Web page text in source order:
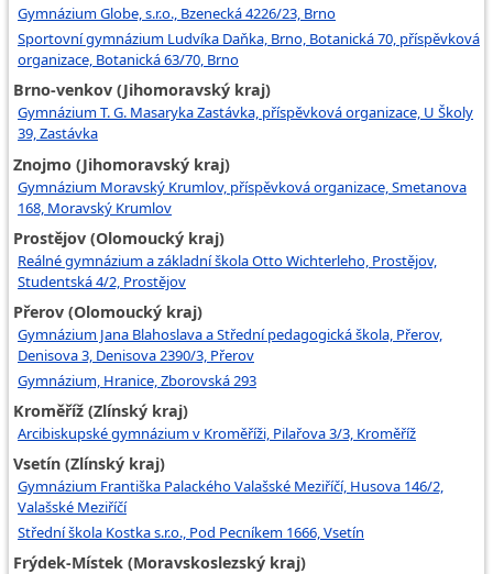
Gymnázium Globe, s.r.o., Bzenecká 4226/23, Brno
Sportovní gymnázium Ludvíka Daňka, Brno, Botanická 70, příspěvková
organizace, Botanická 63/70, Brno
Brno-venkov (Jihomoravský kraj)
Gymnázium T. G. Masaryka Zastávka, příspěvková organizace, U Školy
39, Zastávka
Znojmo (Jihomoravský kraj)
Gymnázium Moravský Krumlov, příspěvková organizace, Smetanova
168, Moravský Krumlov
Prostějov (Olomoucký kraj)
Reálné gymnázium a základní škola Otto Wichterleho, Prostějov,
Studentská 4/2, Prostějov
Přerov (Olomoucký kraj)
Gymnázium Jana Blahoslava a Střední pedagogická škola, Přerov,
Denisova 3, Denisova 2390/3, Přerov
Gymnázium, Hranice, Zborovská 293
Kroměříž (Zlínský kraj)
Arcibiskupské gymnázium v Kroměříži, Pilařova 3/3, Kroměříž
Vsetín (Zlínský kraj)
Gymnázium Františka Palackého Valašské Meziříčí, Husova 146/2,
Valašské Meziříčí
Střední škola Kostka s.r.o., Pod Pecníkem 1666, Vsetín
Frýdek-Místek (Moravskoslezský kraj)